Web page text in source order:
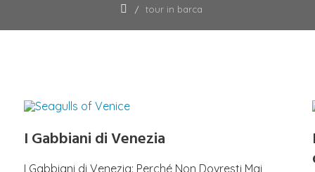
tour in barca
I Gabbiani di Venezia
I Gabbiani di Venezia: Perché Non Dovresti Mai